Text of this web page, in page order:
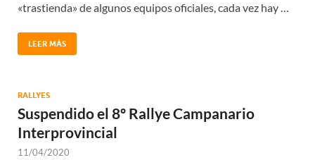
«trastienda» de algunos equipos oficiales, cada vez hay …
LEER MÁS
RALLYES
Suspendido el 8º Rallye Campanario
Interprovincial
11/04/2020